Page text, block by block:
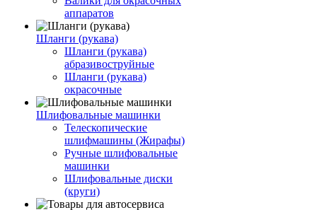
аппаратов
Шланги (рукава)
Шланги (рукава)
абразивоструйные
Шланги (рукава)
окрасочные
Шлифовальные машинки
Телескопические
шлифмашины (Жирафы)
Ручные шлифовальные
машинки
Шлифовальные диски
(круги)